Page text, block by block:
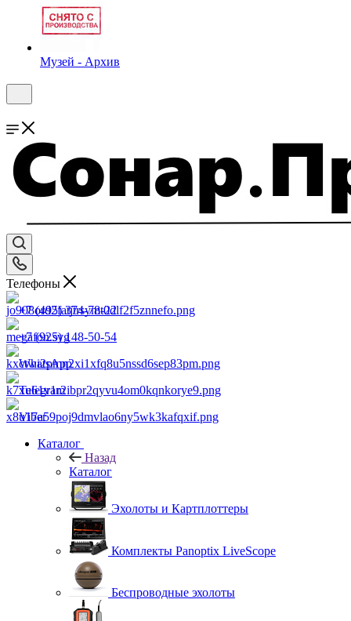
Музей - Архив
Телефоны
+7 (495) 374-78-22
+7 (925) 148-50-54
WhatsApp
Telegram
Viber
Каталог
Назад
Каталог
Эхолоты и Картплоттеры
Комплекты Panoptix LiveScope
Беспроводные эхолоты